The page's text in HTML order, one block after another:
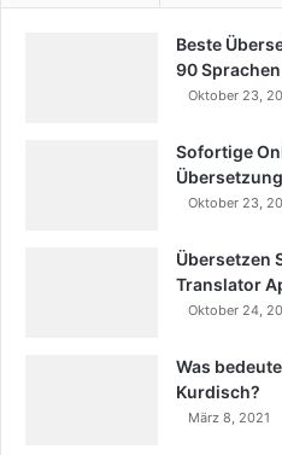
Beste
90
Oktober 23,
Sofortige
Oktober 23,
Übersetzen
Translator
Oktober 24,
Was
Kurdisch?
März 8, 2021